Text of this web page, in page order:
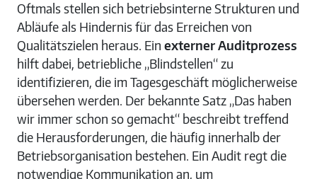
Oftmals stellen sich betriebsinterne Strukturen und
Abläufe als Hindernis für das Erreichen von
Qualitätszielen heraus. Ein externer Auditprozess
hilft dabei, betriebliche „Blindstellen“ zu
identifizieren, die im Tagesgeschäft möglicherweise
übersehen werden. Der bekannte Satz „Das haben
wir immer schon so gemacht“ beschreibt treffend
die Herausforderungen, die häufig innerhalb der
Betriebsorganisation bestehen. Ein Audit regt die
notwendige Kommunikation an, um